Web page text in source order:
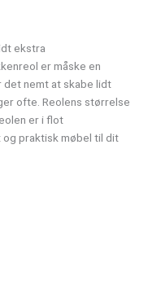
ekstra
er måske en
det nemt at skabe lidt
ofte. Reolens størrelse
er i flot
praktisk møbel til dit